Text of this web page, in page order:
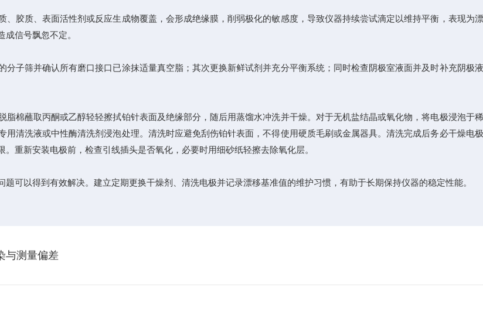
质、表面活性剂或反应生成物覆盖，会形成绝缘膜，削弱极化的敏感度，导致仪器持续尝试滴定以维持平衡，表现为
信号飘忽不定。
筛并确认所有磨口接口已涂抹适量真空脂；其次更换新鲜试剂并充分平衡系统；同时检查阴极室液面并及时补充阴极
蘸取丙酮或乙醇轻轻擦拭铂针表面及绝缘部分，随后用蒸馏水冲洗并干燥。对于无机盐结晶或氧化物，将电极浸泡于
清洗液或中性酶清洗剂浸泡处理。清洗时应避免刮伤铂针表面，不得使用硬质毛刷或金属器具。清洗完成后务必干燥电
重新安装电极前，检查引线插头是否氧化，必要时用细砂纸轻擦去除氧化层。
以得到有效解决。建立定期更换干燥剂、清洗电极并记录漂移基准值的维护习惯，有助于长期保持仪器的稳定性能。
与测量偏差